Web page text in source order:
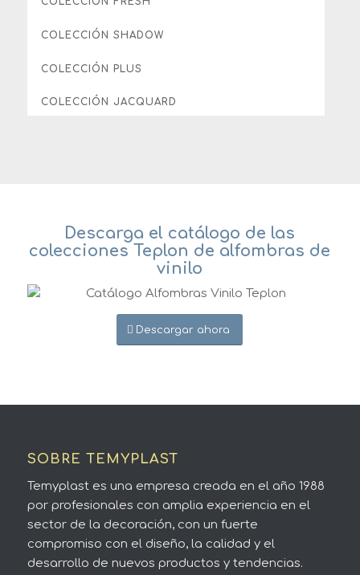
COLECCIÓN SHADOW
COLECCIÓN PLUS
COLECCIÓN JACQUARD
Descarga el catálogo de las
colecciones Teplon de alfombras de
vinilo
Descargar ahora
SOBRE TEMYPLAST
Temyplast es una empresa creada en el año 1988
por profesionales con amplia experiencia en el
sector de la decoración, con un fuerte
compromiso con el diseño, la calidad y el
desarrollo de nuevos productos y tendencias.